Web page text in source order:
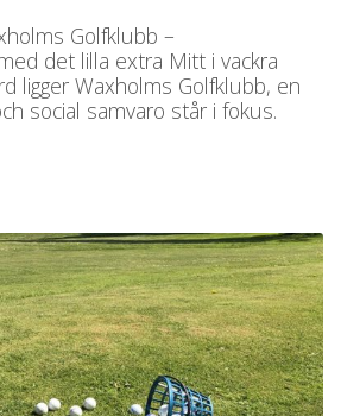
Golfklubb –
det lilla extra Mitt i vackra
ligger Waxholms Golfklubb, en
social samvaro står i fokus.